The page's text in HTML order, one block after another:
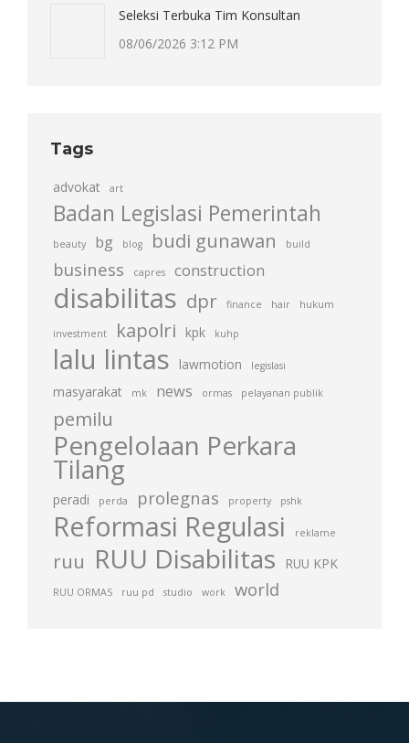
Seleksi Terbuka Tim Konsultan
08/06/2026 3:12 PM
Tags
advokat art
Badan Legislasi Pemerintah
beauty bg blog budi gunawan build
business capres construction
disabilitas dpr finance hair hukum
investment kapolri kpk kuhp
lalu lintas lawmotion legislasi
masyarakat mk news ormas pelayanan publik
pemilu
Pengelolaan Perkara
Tilang
peradi perda prolegnas property pshk
Reformasi Regulasi reklame
ruu RUU Disabilitas RUU KPK
RUU ORMAS ruu pd studio work world